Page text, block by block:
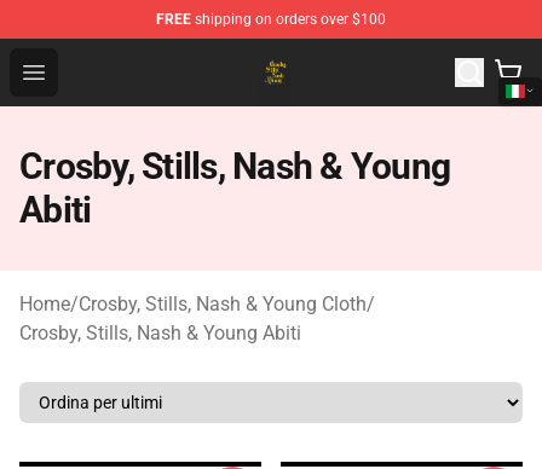
FREE shipping on orders over $100
Open menu
Crosby, Stills, Nash & Young Store - Official Crosby,
Crosby, Stills, Nash & Young
Abiti
Home/Crosby, Stills, Nash & Young Cloth/
Crosby, Stills, Nash & Young Abiti